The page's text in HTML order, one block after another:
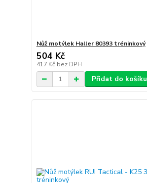
Nůž motýlek Haller 80393 tréninkový
504 Kč
417 Kč bez DPH
Přidat do košíku